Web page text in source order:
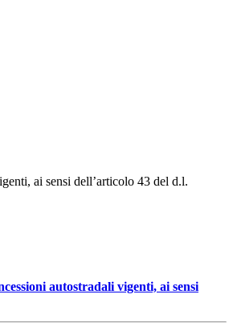
ai sensi dell’articolo 43 del d.l.
autostradali vigenti, ai sensi